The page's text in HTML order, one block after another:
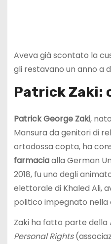
Aveva già scontato la
gli restavano un anno a
Patrick Zaki:
Patrick George Zaki,
Mansura da genitori di
ortodossa copta, ha
farmaciaalla German
2018, fu uno degli
elettorale di Khaled Ali,
politico impegnato nella
Zaki ha fatto parte della
Personal Rights